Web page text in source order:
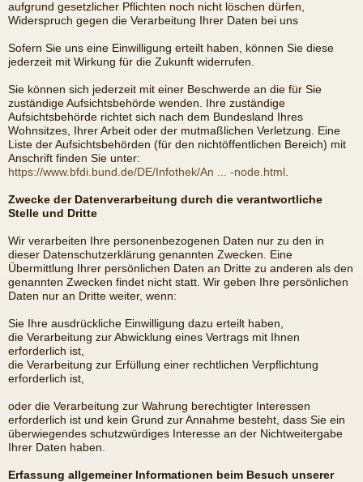
aufgrund gesetzlicher Pflichten noch nicht löschen dürfen,
Widerspruch gegen die Verarbeitung Ihrer Daten bei uns
Sofern Sie uns eine Einwilligung erteilt haben, können Sie diese
jederzeit mit Wirkung für die Zukunft widerrufen.
Sie können sich jederzeit mit einer Beschwerde an die für Sie
zuständige Aufsichtsbehörde wenden. Ihre zuständige
Aufsichtsbehörde richtet sich nach dem Bundesland Ihres
Wohnsitzes, Ihrer Arbeit oder der mutmaßlichen Verletzung. Eine
Liste der Aufsichtsbehörden (für den nichtöffentlichen Bereich) mit
Anschrift finden Sie unter:
https://www.bfdi.bund.de/DE/Infothek/An ... -node.html .
Zwecke der Datenverarbeitung durch die verantwortliche
Stelle und Dritte
Wir verarbeiten Ihre personenbezogenen Daten nur zu den in
dieser Datenschutzerklärung genannten Zwecken. Eine
Übermittlung Ihrer persönlichen Daten an Dritte zu anderen als den
genannten Zwecken findet nicht statt. Wir geben Ihre persönlichen
Daten nur an Dritte weiter, wenn:
Sie Ihre ausdrückliche Einwilligung dazu erteilt haben,
die Verarbeitung zur Abwicklung eines Vertrags mit Ihnen
erforderlich ist,
die Verarbeitung zur Erfüllung einer rechtlichen Verpflichtung
erforderlich ist,
oder die Verarbeitung zur Wahrung berechtigter Interessen
erforderlich ist und kein Grund zur Annahme besteht, dass Sie ein
überwiegendes schutzwürdiges Interesse an der Nichtweitergabe
Ihrer Daten haben.
Erfassung allgemeiner Informationen beim Besuch unserer